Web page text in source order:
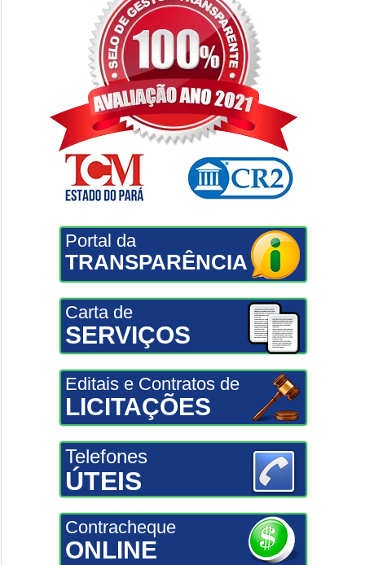
Portal da
TRANSPARÊNCIA
Carta de
SERVIÇOS
Editais e Contratos de
LICITAÇÕES
Telefones
ÚTEIS
Contracheque
ONLINE